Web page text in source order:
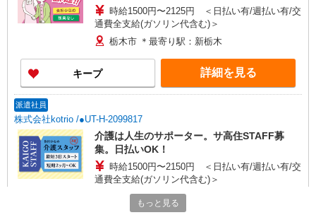
時給1500円〜2125円 ＜日払い有/週払い有/交
通費全支給(ガソリン代含む)＞
栃木市 ＊最寄り駅：新栃木
キープ 詳細を見る
派遣社員
株式会社kotrio /●UT-H-2099817
介護は人生のサポーター。サ高住STAFF募
集。日払いOK！
時給1500円〜2150円 ＜日払い有/週払い有/交
通費全支給(ガソリン代含む)＞
栃木市 ＊最寄り駅：新栃木
もっと見る